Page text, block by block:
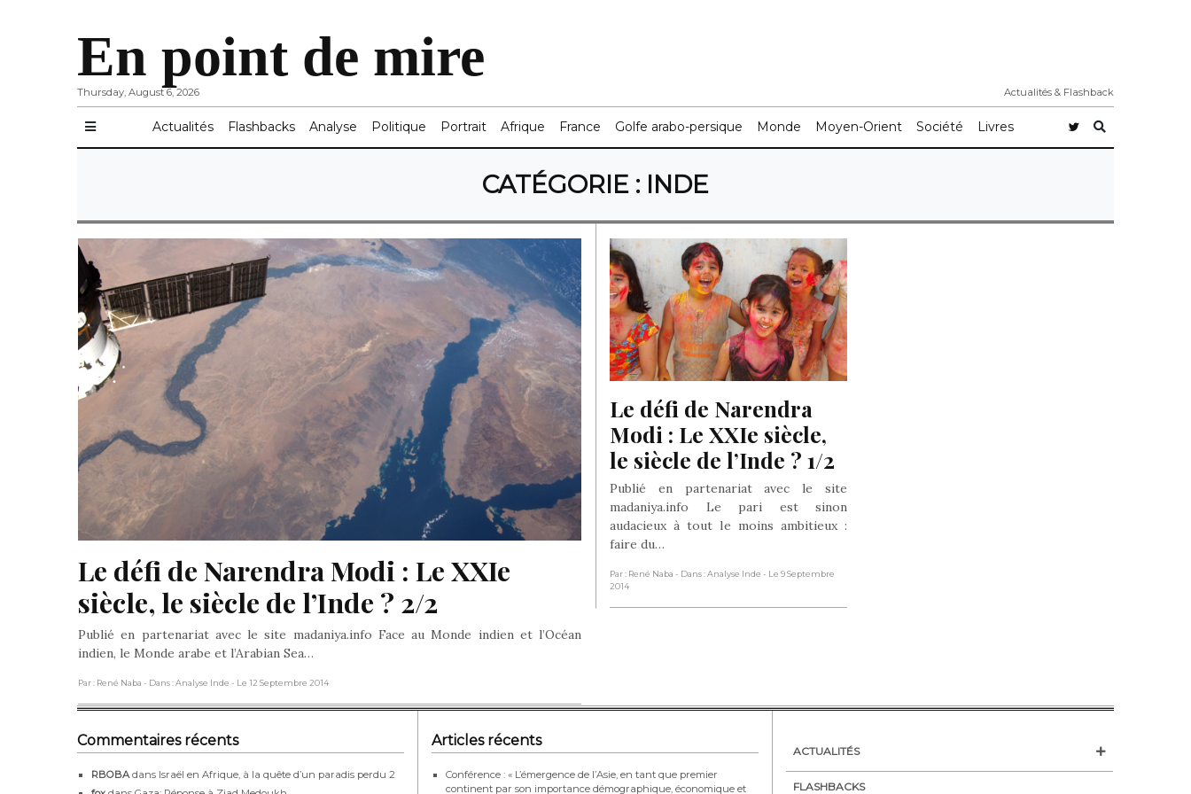
Thursday, August 6, 2026
En point de mire
Actualités & Flashback
Actualités Flashbacks Analyse Politique Portrait Afrique France Golfe arabo-persique Monde Moyen-Orient Société Livres
CATÉGORIE : INDE
Le défi de Narendra Modi : Le XXIe
siècle, le siècle de l’Inde ? 2/2
Publié en partenariat avec le site madaniya.info Face au Monde indien et l’Océan
indien, le Monde arabe et l’Arabian Sea…
Par : René Naba - Dans : Analyse Inde - Le 12 Septembre 2014
Le défi de Narendra
Modi : Le XXIe siècle,
le siècle de l’Inde ? 1/2
Publié en partenariat avec le site
madaniya.info Le pari est sinon
audacieux à tout le moins ambitieux :
faire du…
Par : René Naba - Dans : Analyse Inde - Le 9 Septembre
2014
Commentaires récents
RBOBA dans Israël en Afrique, à la quête d’un paradis perdu 2
Articles récents
Conférence : « L’émergence de l’Asie, en tant que premier
continent par son importance démographique, économique et
ACTUALITÉS
FLASHBACKS